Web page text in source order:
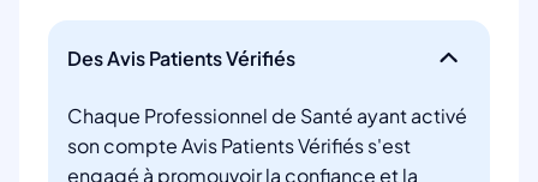
Des Avis Patients Vérifiés
Chaque Professionnel de Santé ayant activé
son compte Avis Patients Vérifiés s'est
engagé à promouvoir la confiance et la